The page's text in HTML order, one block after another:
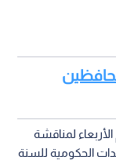
لمناقشة
الحكومية للسنة